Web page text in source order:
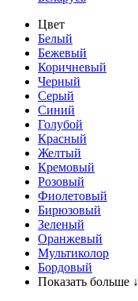
Цвет
Белый
Бежевый
Коричневый
Черный
Серый
Синий
Голубой
Красный
Желтый
Кремовый
Розовый
Фиолетовый
Бирюзовый
Зеленый
Оранжевый
Мультиколор
Бордовый
Показать больше ↓